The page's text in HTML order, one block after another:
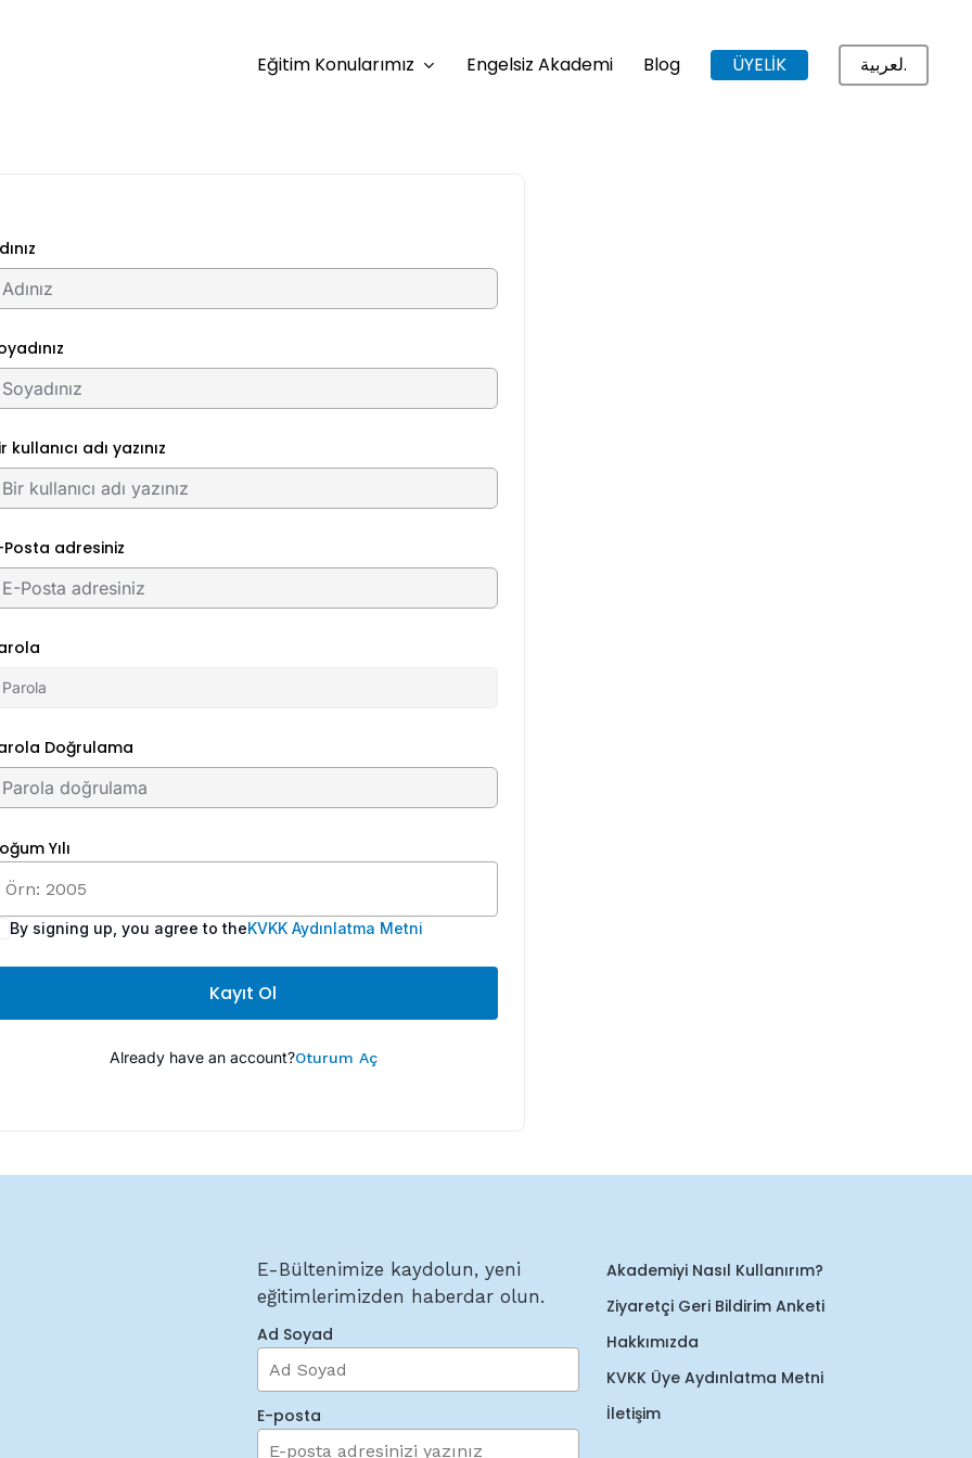
Eğitim Konularımız Engelsiz Akademi Blog ÜYELİK لعربية.
kullanıcı adı yazınız
Posta adresiniz
Doğrulama
Yılı
By signing up, you agree to theKVKK Aydınlatma Metni
Kayıt Ol
Already have an account?Oturum Aç
E-Bültenimize kaydolun, yeni
eğitimlerimizden haberdar olun.
Ad Soyad
E-posta
Akademiyi Nasıl Kullanırım?
Ziyaretçi Geri Bildirim Anketi
Hakkımızda
KVKK Üye Aydınlatma Metni
İletişim